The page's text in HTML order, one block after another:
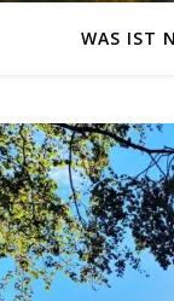
WAS IST